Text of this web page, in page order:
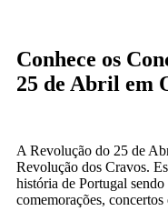
Conhece os
25 de Abril em
A Revolução do 25 de
Revolução dos Cravos.
história de Portugal
comemorações,